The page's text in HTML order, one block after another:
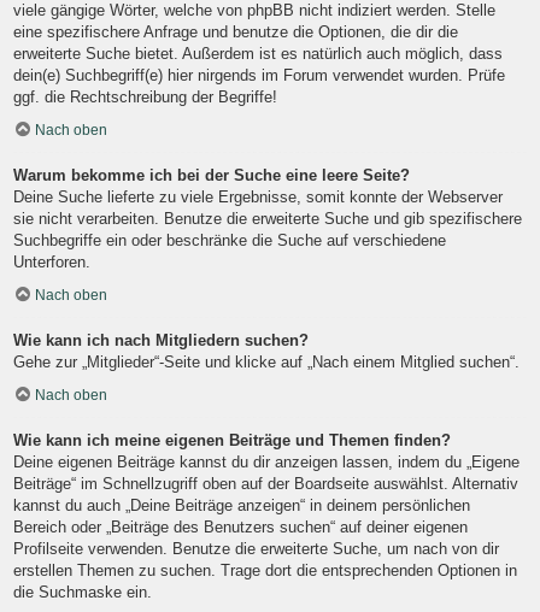
viele gängige Wörter, welche von phpBB nicht indiziert werden. Stelle
eine spezifischere Anfrage und benutze die Optionen, die dir die
erweiterte Suche bietet. Außerdem ist es natürlich auch möglich, dass
dein(e) Suchbegriff(e) hier nirgends im Forum verwendet wurden. Prüfe
ggf. die Rechtschreibung der Begriffe!
Nach oben
Warum bekomme ich bei der Suche eine leere Seite?
Deine Suche lieferte zu viele Ergebnisse, somit konnte der Webserver
sie nicht verarbeiten. Benutze die erweiterte Suche und gib spezifischere
Suchbegriffe ein oder beschränke die Suche auf verschiedene
Unterforen.
Nach oben
Wie kann ich nach Mitgliedern suchen?
Gehe zur „Mitglieder“-Seite und klicke auf „Nach einem Mitglied suchen“.
Nach oben
Wie kann ich meine eigenen Beiträge und Themen finden?
Deine eigenen Beiträge kannst du dir anzeigen lassen, indem du „Eigene
Beiträge“ im Schnellzugriff oben auf der Boardseite auswählst. Alternativ
kannst du auch „Deine Beiträge anzeigen“ in deinem persönlichen
Bereich oder „Beiträge des Benutzers suchen“ auf deiner eigenen
Profilseite verwenden. Benutze die erweiterte Suche, um nach von dir
erstellen Themen zu suchen. Trage dort die entsprechenden Optionen in
die Suchmaske ein.